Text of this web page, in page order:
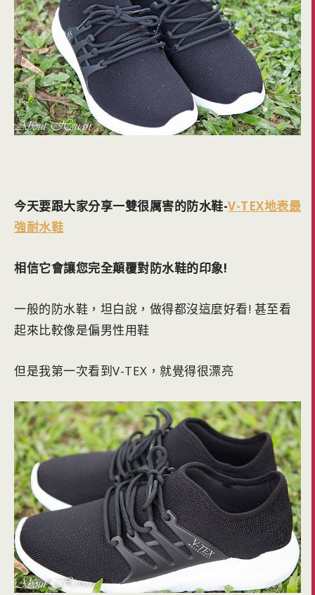
今天要跟大家分享一雙很厲害的防水鞋-V-TEX地表最
強耐水鞋
相信它會讓您完全顛覆對防水鞋的印象!
一般的防水鞋，坦白說，做得都沒這麼好看! 甚至看
起來比較像是偏男性用鞋
但是我第一次看到V-TEX，就覺得很漂亮